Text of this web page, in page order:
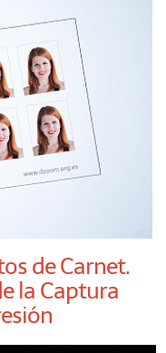
de Carnet.
la Captura